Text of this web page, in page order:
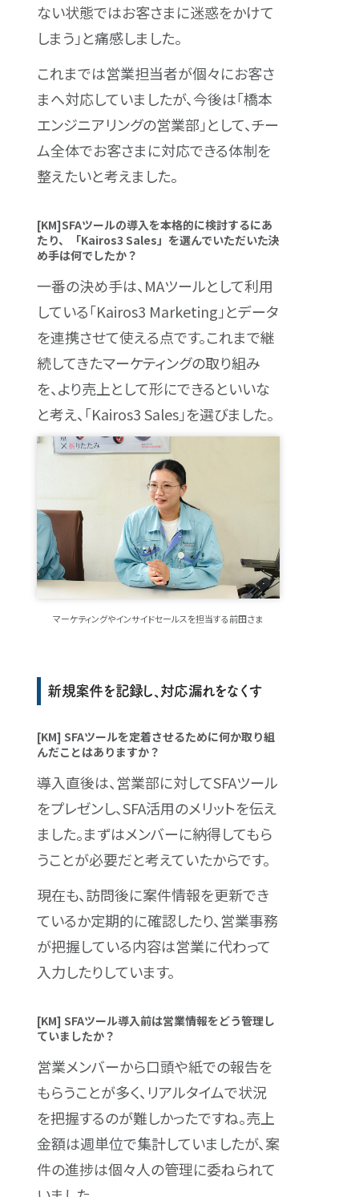
ない状態ではお客さまに迷惑をかけて
しまう」と痛感しました。
これまでは営業担当者が個々にお客さ
まへ対応していましたが、今後は「橋本
エンジニアリングの営業部」として、チー
ム全体でお客さまに対応できる体制を
整えたいと考えました。
[KM]SFAツールの導入を本格的に検討するにあ
たり、「Kairos3 Sales」を選んでいただいた決
め手は何でしたか？
一番の決め手は、MAツールとして利用
している「Kairos3 Marketing」とデータ
を連携させて使える点です。これまで継
続してきたマーケティングの取り組み
を、より売上として形にできるといいな
と考え、「Kairos3 Sales」を選びました。
マーケティングやインサイドセールスを担当する前田さま
新規案件を記録し、対応漏れをなくす
[KM] SFAツールを定着させるために何か取り組
んだことはありますか？
導入直後は、営業部に対してSFAツール
をプレゼンし、SFA活用のメリットを伝え
ました。まずはメンバーに納得してもら
うことが必要だと考えていたからです。
現在も、訪問後に案件情報を更新でき
ているか定期的に確認したり、営業事務
が把握している内容は営業に代わって
入力したりしています。
[KM] SFAツール導入前は営業情報をどう管理し
ていましたか？
営業メンバーから口頭や紙での報告を
もらうことが多く、リアルタイムで状況
を把握するのが難しかったですね。売上
金額は週単位で集計していましたが、案
件の進捗は個々人の管理に委ねられて